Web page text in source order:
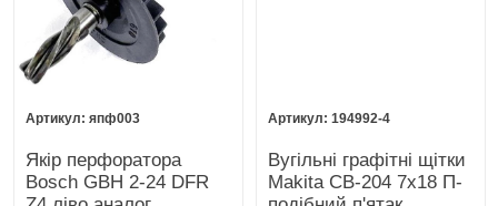
япф003
Якір перфоратора
Bosch GBH 2-24 DFR
194992-4
Вугільні графітні щітки
Makita CB-204 7х18 П-